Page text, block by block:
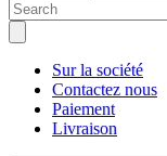
Sur la société
Contactez nous
Paiement
Livraison